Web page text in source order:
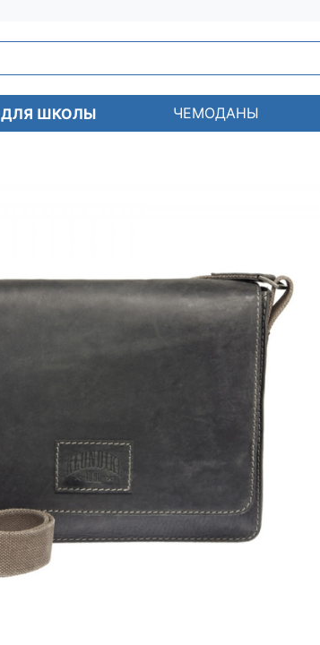
ДЛЯ ШКОЛЫ ЧЕМОДАНЫ